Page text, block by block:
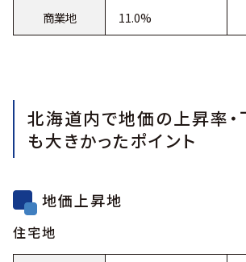
商業地 11.0%
北海道内で地価の上昇率
も大きかったポイント
地価上昇地
住宅地